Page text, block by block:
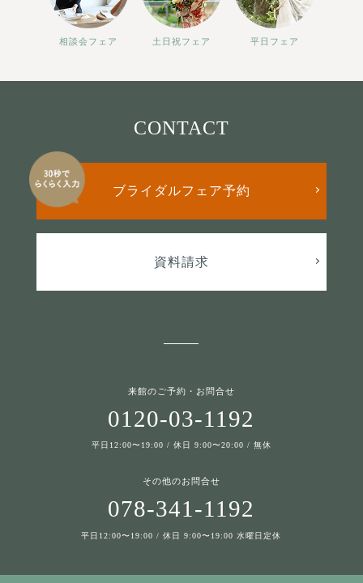
相談会フェア 土日祝フェア 平日フェア
CONTACT
ブライダルフェア予約
資料請求
来館のご予約・お問合せ
0120-03-1192
平日12:00〜19:00 / 休日 9:00〜20:00 / 無休
その他のお問合せ
078-341-1192
平日12:00〜19:00 / 休日 9:00〜19:00 水曜日定休